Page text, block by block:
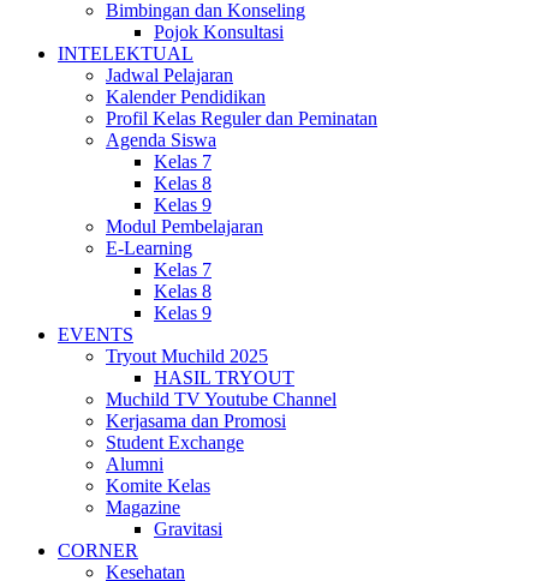
Bimbingan dan Konseling
Pojok Konsultasi
INTELEKTUAL
Jadwal Pelajaran
Kalender Pendidikan
Profil Kelas Reguler dan Peminatan
Agenda Siswa
Kelas 7
Kelas 8
Kelas 9
Modul Pembelajaran
E-Learning
Kelas 7
Kelas 8
Kelas 9
EVENTS
Tryout Muchild 2025
HASIL TRYOUT
Muchild TV Youtube Channel
Kerjasama dan Promosi
Student Exchange
Alumni
Komite Kelas
Magazine
Gravitasi
CORNER
Kesehatan